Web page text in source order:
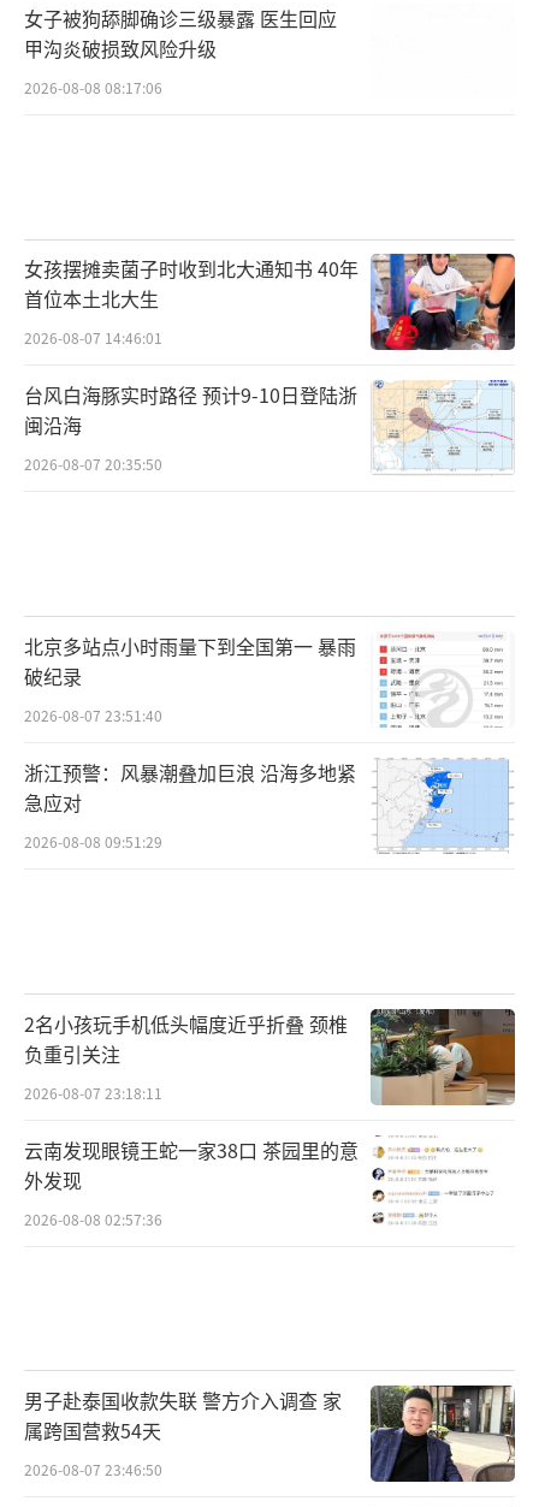
女子被狗舔脚确诊三级暴露 医生回应
甲沟炎破损致风险升级
2026-08-08 08:17:06
女孩摆摊卖菌子时收到北大通知书 40年
首位本土北大生
2026-08-07 14:46:01
台风白海豚实时路径 预计9-10日登陆浙
闽沿海
2026-08-07 20:35:50
北京多站点小时雨量下到全国第一 暴雨
破纪录
2026-08-07 23:51:40
浙江预警：风暴潮叠加巨浪 沿海多地紧
急应对
2026-08-08 09:51:29
2名小孩玩手机低头幅度近乎折叠 颈椎
负重引关注
2026-08-07 23:18:11
云南发现眼镜王蛇一家38口 茶园里的意
外发现
2026-08-08 02:57:36
男子赴泰国收款失联 警方介入调查 家
属跨国营救54天
2026-08-07 23:46:50